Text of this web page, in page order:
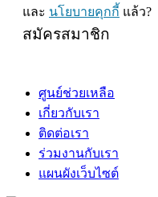
และ นโยบายคุกกี้ แล้ว?
สมัครสมาชิก
ศูนย์ช่วยเหลือ
เกี่ยวกับเรา
ติดต่อเรา
ร่วมงานกับเรา
แผนผังเว็บไซต์